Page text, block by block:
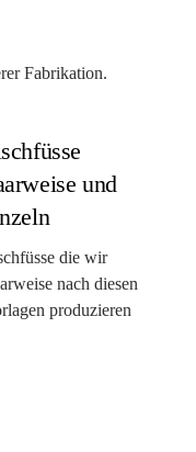
Fabrikation.
und
die wir
nach diesen
produzieren